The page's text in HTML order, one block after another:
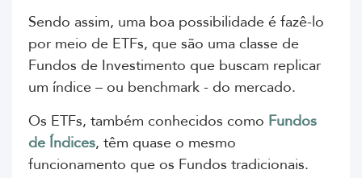
Sendo assim, uma boa possibilidade é fazê-lo
por meio de ETFs, que são uma classe de
Fundos de Investimento que buscam replicar
um índice – ou benchmark - do mercado.
Os ETFs, também conhecidos como Fundos
de Índices, têm quase o mesmo
funcionamento que os Fundos tradicionais.